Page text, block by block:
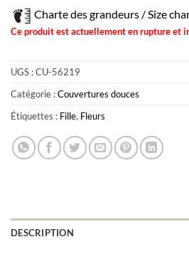
Charte des grandeurs / Size
Ce produit est actuellement en rupture et
UGS :CU-56219
Catégorie :Couvertures douces
Étiquettes : Fille, Fleurs
DESCRIPTION